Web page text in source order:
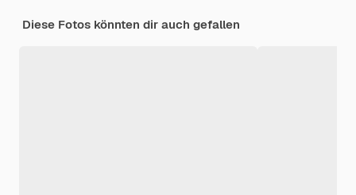
Diese Fotos könnten dir auch gefallen